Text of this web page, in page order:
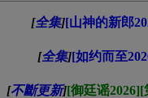
[全集][山神的新郎
[全集][如约而至
[不斷更新][御廷谣2026][